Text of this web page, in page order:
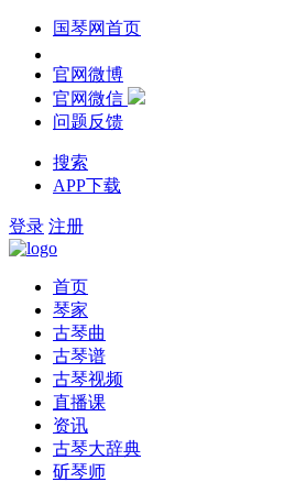
国琴网首页
官网微博
官网微信
问题反馈
搜索
APP下载
登录 注册
首页
琴家
古琴曲
古琴谱
古琴视频
直播课
资讯
古琴大辞典
斫琴师